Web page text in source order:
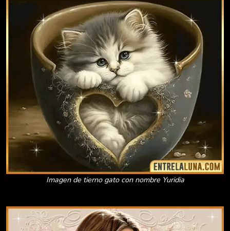
Imagen de tierno gato con nombre Yuridia